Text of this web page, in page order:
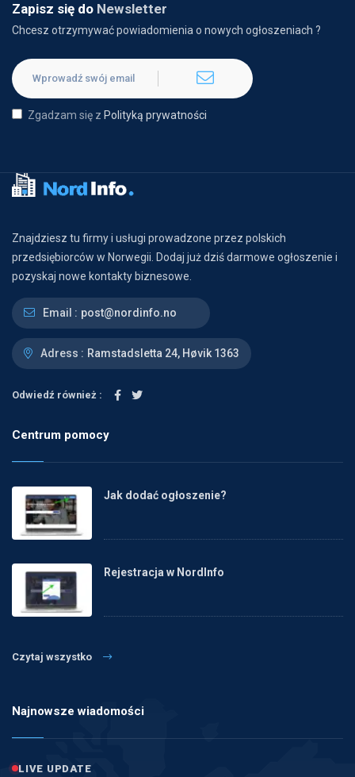
Zapisz się do Newsletter
Chcesz otrzymywać powiadomienia o nowych ogłoszeniach ?
Zgadzam się z Polityką prywatności
Znajdziesz tu firmy i usługi prowadzone przez polskich
przedsiębiorców w Norwegii. Dodaj już dziś darmowe ogłoszenie i
pozyskaj nowe kontakty biznesowe.
Email : post@nordinfo.no
Adress : Ramstadsletta 24, Høvik 1363
Odwiedź również :
Centrum pomocy
Jak dodać ogłoszenie?
Rejestracja w NordInfo
Czytaj wszystko
Najnowsze wiadomości
LIVE UPDATE